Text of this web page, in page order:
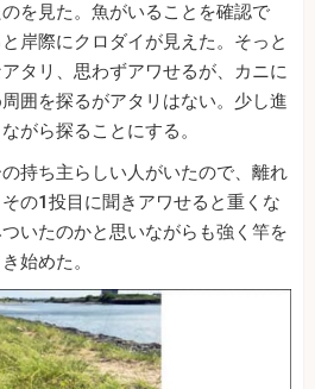
を見た。魚がいることを確認で
岸際にクロダイが見えた。そっと
タリ、思わずアワせるが、カニに
囲を探るがアタリはない。少し進
がら探ることにする。
持ち主らしい人がいたので、離れ
の1投目に聞きアワせると重くな
いたのかと思いながらも強く竿を
始めた。